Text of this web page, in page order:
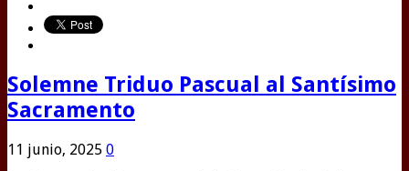
Solemne Triduo Pascual al Santísimo
Sacramento
11 junio, 2025 0